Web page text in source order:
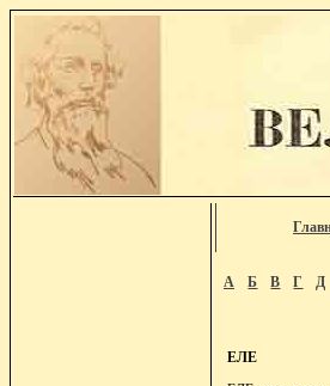
А Б В Г Д
ЕЛЕ